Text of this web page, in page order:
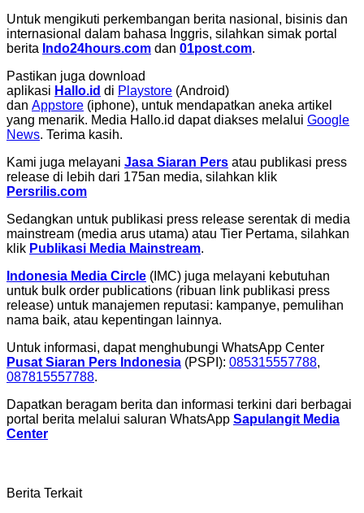
Untuk mengikuti perkembangan berita nasional, bisinis dan
internasional dalam bahasa Inggris, silahkan simak portal
berita Indo24hours.com dan 01post.com.
Pastikan juga download
aplikasi Hallo.id di Playstore (Android)
dan Appstore (iphone), untuk mendapatkan aneka artikel
yang menarik. Media Hallo.id dapat diakses melalui Google
News. Terima kasih.
Kami juga melayani Jasa Siaran Pers atau publikasi press
release di lebih dari 175an media, silahkan klik
Persrilis.com
Sedangkan untuk publikasi press release serentak di media
mainstream (media arus utama) atau Tier Pertama, silahkan
klik Publikasi Media Mainstream.
Indonesia Media Circle (IMC) juga melayani kebutuhan
untuk bulk order publications (ribuan link publikasi press
release) untuk manajemen reputasi: kampanye, pemulihan
nama baik, atau kepentingan lainnya.
Untuk informasi, dapat menghubungi WhatsApp Center
Pusat Siaran Pers Indonesia (PSPI): 085315557788,
087815557788.
Dapatkan beragam berita dan informasi terkini dari berbagai
portal berita melalui saluran WhatsApp Sapulangit Media
Center
Berita Terkait